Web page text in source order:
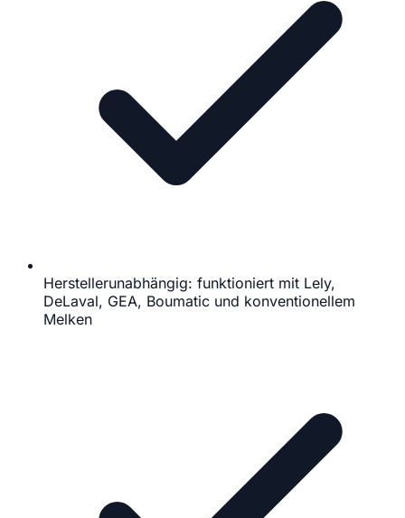
Herstellerunabhängig: funktioniert mit Lely,
DeLaval, GEA, Boumatic und konventionellem
Melken